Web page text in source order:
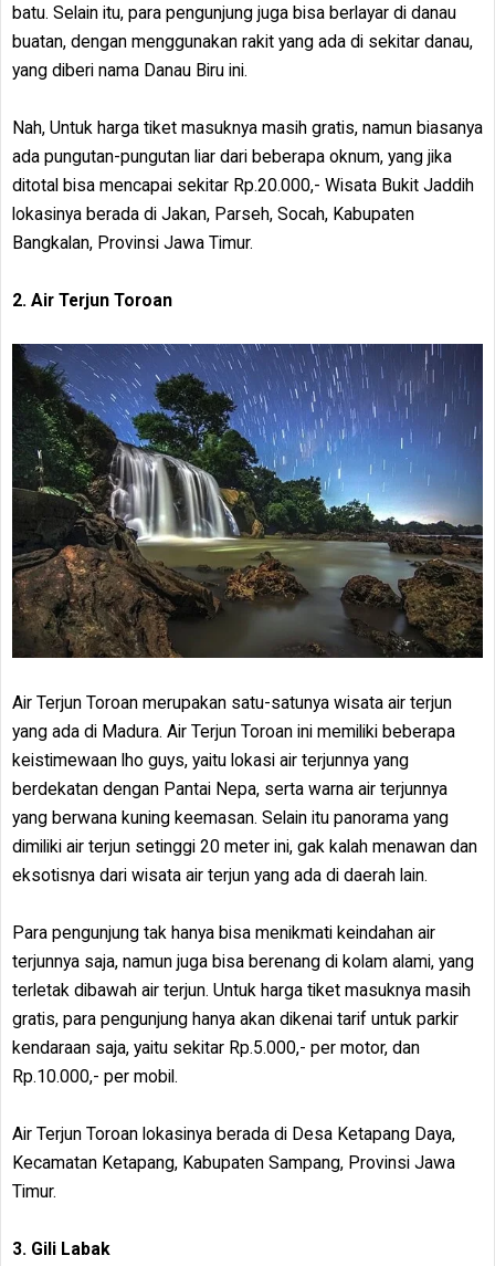
batu. Selain itu, para pengunjung juga bisa berlayar di danau
buatan, dengan menggunakan rakit yang ada di sekitar danau,
yang diberi nama Danau Biru ini.
Nah, Untuk harga tiket masuknya masih gratis, namun biasanya
ada pungutan-pungutan liar dari beberapa oknum, yang jika
ditotal bisa mencapai sekitar Rp.20.000,- Wisata Bukit Jaddih
lokasinya berada di Jakan, Parseh, Socah, Kabupaten
Bangkalan, Provinsi Jawa Timur.
2. Air Terjun Toroan
Air Terjun Toroan merupakan satu-satunya wisata air terjun
yang ada di Madura. Air Terjun Toroan ini memiliki beberapa
keistimewaan lho guys, yaitu lokasi air terjunnya yang
berdekatan dengan Pantai Nepa, serta warna air terjunnya
yang berwana kuning keemasan. Selain itu panorama yang
dimiliki air terjun setinggi 20 meter ini, gak kalah menawan dan
eksotisnya dari wisata air terjun yang ada di daerah lain.
Para pengunjung tak hanya bisa menikmati keindahan air
terjunnya saja, namun juga bisa berenang di kolam alami, yang
terletak dibawah air terjun. Untuk harga tiket masuknya masih
gratis, para pengunjung hanya akan dikenai tarif untuk parkir
kendaraan saja, yaitu sekitar Rp.5.000,- per motor, dan
Rp.10.000,- per mobil.
Air Terjun Toroan lokasinya berada di Desa Ketapang Daya,
Kecamatan Ketapang, Kabupaten Sampang, Provinsi Jawa
Timur.
3. Gili Labak